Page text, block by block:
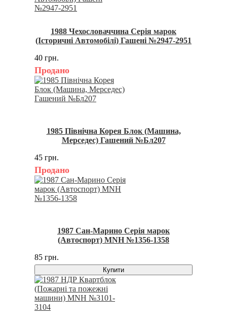
1988 Чехословаччина Серія марок
(Історичні Автомобілі) Гашені №2947-2951
40 грн.
Продано
1985 Північна Корея Блок (Машина,
Мерседес) Гашений №Бл207
45 грн.
Продано
1987 Сан-Марино Серія марок
(Автоспорт) MNH №1356-1358
85 грн.
Купити